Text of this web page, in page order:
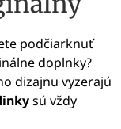
podčiarknuť
doplnky?
dizajnu vyzerajú
sú vždy